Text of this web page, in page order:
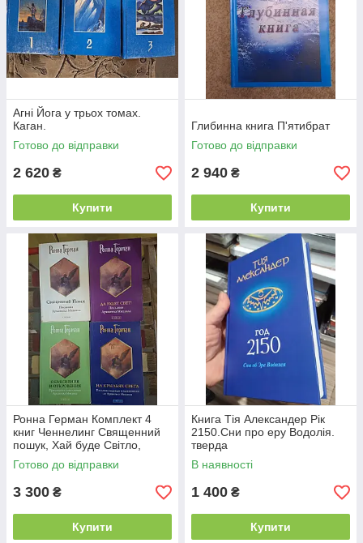
Агні Йога у трьох томах.
Каган.
Готово до відправки
2 620 ₴
Купити
Глибинна книга П'ятибрат
Готово до відправки
2 940 ₴
Купити
Ронна Герман Комплект 4
книг Ченнелинг Священний
пошук, Хай буде Світло,
Пояснення та одкровення,
На крилах світла
Готово до відправки
3 300 ₴
Купити
Книга Тія Александер Рік
2150.Сни про еру Водолія.
тверда
В наявності
1 400 ₴
Купити